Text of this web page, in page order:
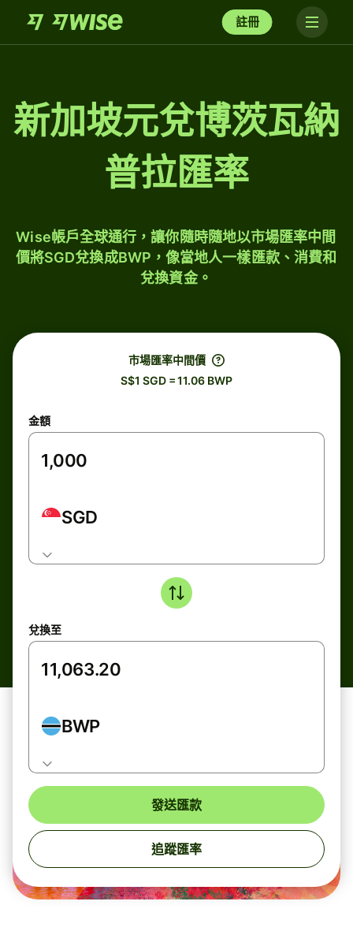
註冊
新加坡元兌博茨瓦納
普拉匯率
Wise帳戶全球通行，讓你隨時隨地以市場匯率中間
價將SGD兌換成BWP，像當地人一樣匯款、消費和
兌換資金。
市場匯率中間價
S$1 SGD = 11.06 BWP
金額
SGD
兌換至
BWP
發送匯款
追蹤匯率